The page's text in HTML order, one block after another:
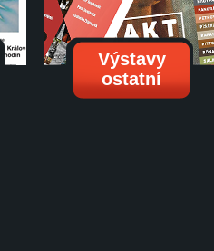
Výstavy
ostatní